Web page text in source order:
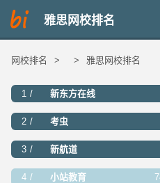
雅思网校排名
网校排名 > > 雅思网校排名
1 新东方在线
2 考虫
3 新航道
4 小站教育